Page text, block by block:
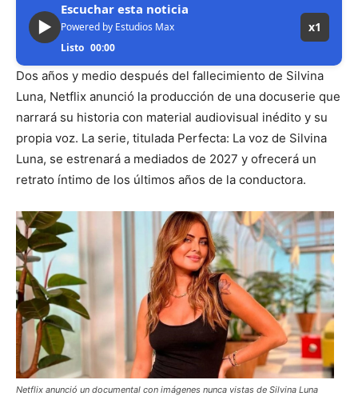
▶
Escuchar esta noticia
Powered by Estudios Max
Listo 00:00
x1
Dos años y medio después del fallecimiento de Silvina
Luna, Netflix anunció la producción de una docuserie que
narrará su historia con material audiovisual inédito y su
propia voz. La serie, titulada Perfecta: La voz de Silvina
Luna, se estrenará a mediados de 2027 y ofrecerá un
retrato íntimo de los últimos años de la conductora.
Netflix anunció un documental con imágenes nunca vistas de Silvina Luna